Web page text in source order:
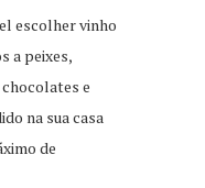
escolher vinho
a peixes,
e
na sua casa
de